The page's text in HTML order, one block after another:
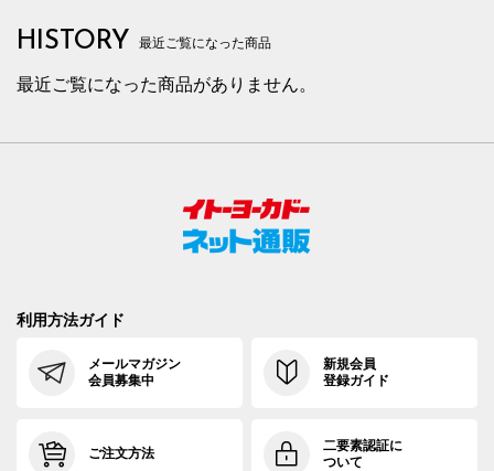
HISTORY 最近ご覧になった商品
最近ご覧になった商品がありません。
利用方法ガイド
メールマガジン
会員募集中
新規会員
登録ガイド
ご注文方法
二要素認証に
ついて